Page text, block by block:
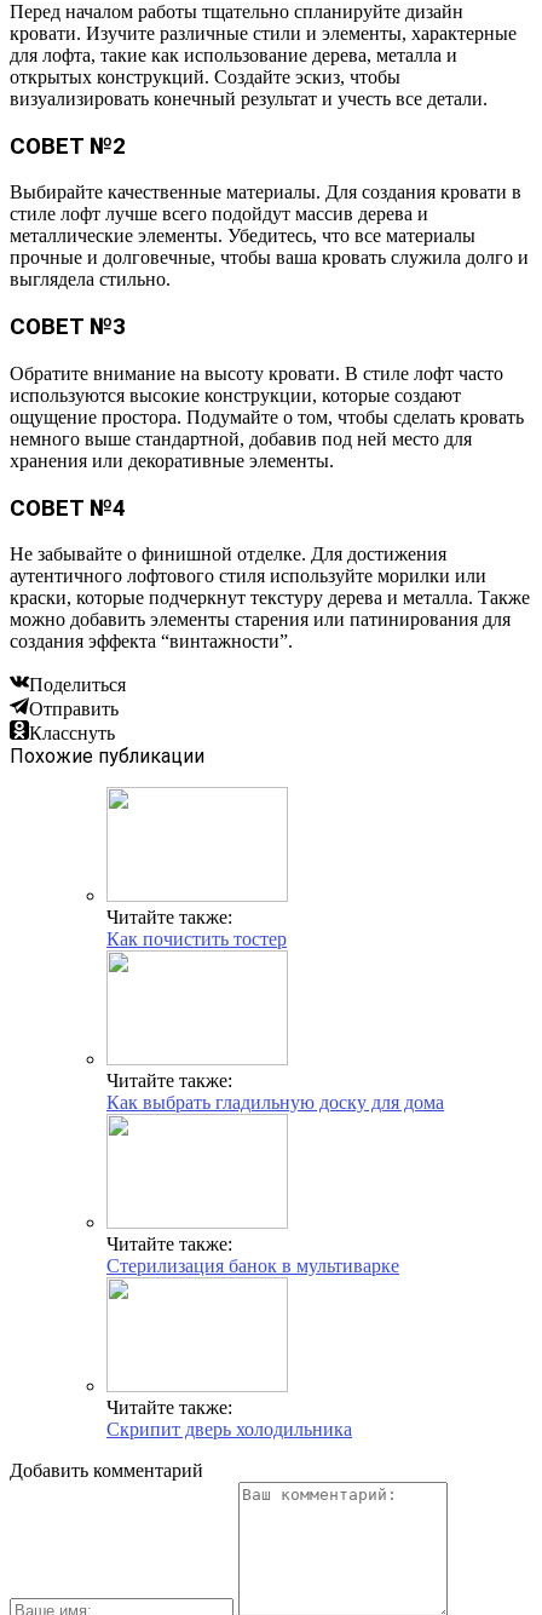
Перед началом работы тщательно спланируйте дизайн
кровати. Изучите различные стили и элементы, характерные
для лофта, такие как использование дерева, металла и
открытых конструкций. Создайте эскиз, чтобы
визуализировать конечный результат и учесть все детали.
СОВЕТ №2
Выбирайте качественные материалы. Для создания кровати в
стиле лофт лучше всего подойдут массив дерева и
металлические элементы. Убедитесь, что все материалы
прочные и долговечные, чтобы ваша кровать служила долго и
выглядела стильно.
СОВЕТ №3
Обратите внимание на высоту кровати. В стиле лофт часто
используются высокие конструкции, которые создают
ощущение простора. Подумайте о том, чтобы сделать кровать
немного выше стандартной, добавив под ней место для
хранения или декоративные элементы.
СОВЕТ №4
Не забывайте о финишной отделке. Для достижения
аутентичного лофтового стиля используйте морилки или
краски, которые подчеркнут текстуру дерева и металла. Также
можно добавить элементы старения или патинирования для
создания эффекта “винтажности”.
Поделиться
Отправить
Класснуть
Похожие публикации
Читайте также:
Как почистить тостер
Читайте также:
Как выбрать гладильную доску для дома
Читайте также:
Стерилизация банок в мультиварке
Читайте также:
Скрипит дверь холодильника
Добавить комментарий